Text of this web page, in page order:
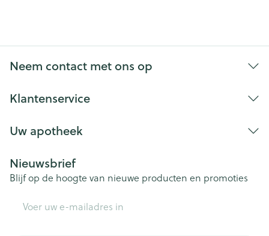
Neem contact met ons op
Klantenservice
Uw apotheek
Nieuwsbrief
Blijf op de hoogte van nieuwe producten en promoties